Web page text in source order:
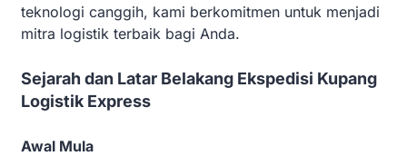
teknologi canggih, kami berkomitmen untuk menjadi
mitra logistik terbaik bagi Anda.
Sejarah dan Latar Belakang Ekspedisi Kupang
Logistik Express
Awal Mula